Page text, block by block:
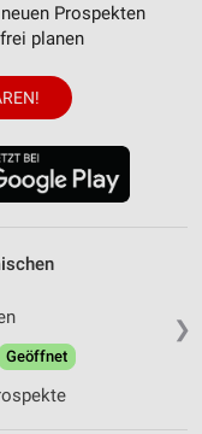
Prospekten
planen
❯
Geöffnet